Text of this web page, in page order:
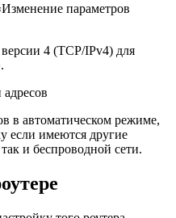
параметров
4 (TCP/IPv4) для
в автоматическом режиме,
если имеются другие
и беспроводной сети.